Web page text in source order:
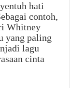
hati
contoh,
Whitney
yang paling
lagu
cinta